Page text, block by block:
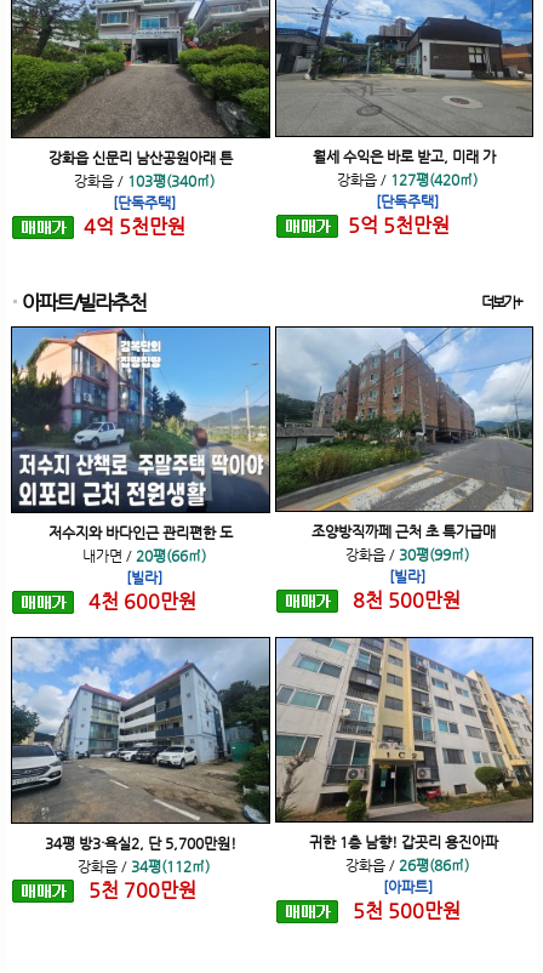
강화읍 신문리 남산공원아래 튼
강화읍/ 103평(340㎡)
[단독주택]
4억 5천만원
월세 수익은 바로 받고, 미래 가
강화읍 / 127평(420㎡)
[단독주택]
5억 5천만원
아파트/빌라추천 더보기+
저수지와 바다인근 관리편한 도
내가면 / 20평(66㎡)
[빌라]
4천 600만원
조양방직까페 근처 초 특가급매
강화읍 / 30평(99㎡)
[빌라]
8천 500만원
34평 방3·욕실2, 단 5,700만원!
강화읍 / 34평(112㎡)
5천 700만원
귀한 1층 남향! 갑곳리 용진아파
강화읍 / 26평(86㎡)
[아파트]
5천 500만원